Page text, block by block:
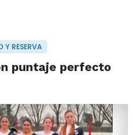
Y RESERVA
puntaje perfecto